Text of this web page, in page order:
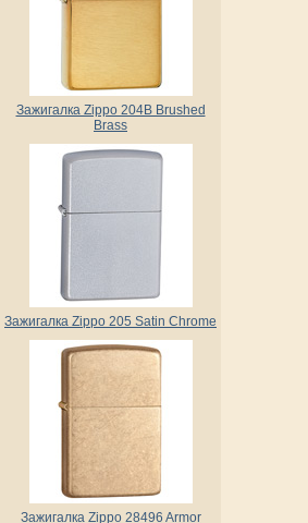
Зажигалка Zippo 204B Brushed
Brass
Зажигалка Zippo 205 Satin Chrome
Зажигалка Zippo 28496 Armor